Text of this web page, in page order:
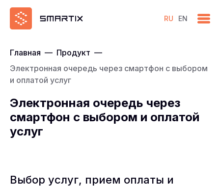
RU EN
Главная — Продукт —
Электронная очередь через смартфон с выбором
и оплатой услуг
Электронная очередь через
смартфон с выбором и оплатой
услуг
Выбор услуг, прием оплаты и